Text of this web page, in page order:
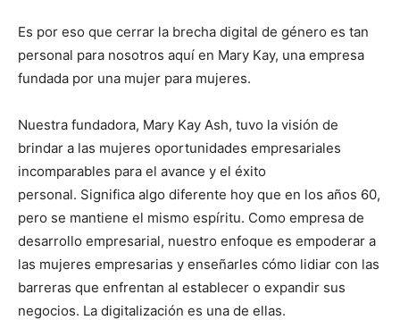
Es por eso que cerrar la brecha digital de género es tan
personal para nosotros aquí en Mary Kay, una empresa
fundada por una mujer para mujeres.
Nuestra fundadora, Mary Kay Ash, tuvo la visión de
brindar a las mujeres oportunidades empresariales
incomparables para el avance y el éxito
personal. Significa algo diferente hoy que en los años 60,
pero se mantiene el mismo espíritu. Como empresa de
desarrollo empresarial, nuestro enfoque es empoderar a
las mujeres empresarias y enseñarles cómo lidiar con las
barreras que enfrentan al establecer o expandir sus
negocios. La digitalización es una de ellas.